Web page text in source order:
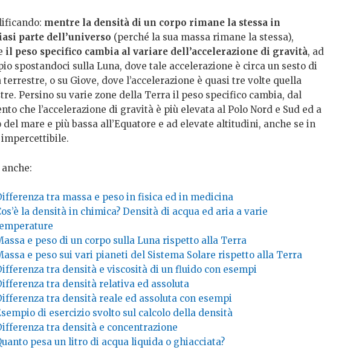
mentre la densità di un corpo rimane la stessa in
parte dell’universo (perché la sua massa rimane la stessa),
il peso specifico cambia al variare dell’accelerazione di gravità, ad
spostandoci sulla Luna, dove tale accelerazione è circa un sesto di
terrestre, o su Giove, dove l’accelerazione è quasi tre volte quella
Persino su varie zone della Terra il peso specifico cambia, dal
che l’accelerazione di gravità è più elevata al Polo Nord e Sud ed a
mare e più bassa all’Equatore e ad elevate altitudini, anche se in
impercettibile.
tra massa e peso in fisica ed in medicina
la densità in chimica? Densità di acqua ed aria a varie
e peso di un corpo sulla Luna rispetto alla Terra
e peso sui vari pianeti del Sistema Solare rispetto alla Terra
tra densità e viscosità di un fluido con esempi
tra densità relativa ed assoluta
tra densità reale ed assoluta con esempi
di esercizio svolto sul calcolo della densità
tra densità e concentrazione
pesa un litro di acqua liquida o ghiacciata?